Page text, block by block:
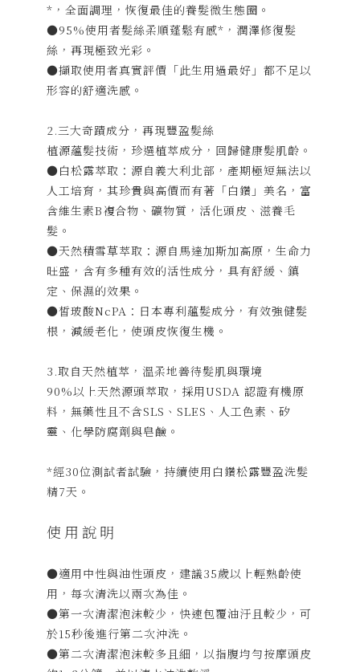
*，全面調理，恢復最佳的養髮微生態圈。
●95%使用者髮絲柔順蓬鬆有感*，潤澤修復髮
絲，再現極致光彩。
●擷取使用者真實評價「此生用過最好」都不足以
形容的舒適洗感。
2.三大奇蹟成分，再現豐盈髮絲
植源蘊髮技術，珍選植萃成分，回歸健康髮肌齡。
●白松露萃取：源自義大利北部，產期極短無法以
人工培育，其珍貴與高價而有著「白鑽」美名，富
含維生素B複合物、礦物質，活化頭皮、滋養毛
髮。
●天然積雪草萃取：源自馬達加斯加高原，生命力
旺盛，含有多種有效的活性成分，具有舒緩、鎮
定、保濕的效果。
●皙玻酸NcPA：日本專利蘊髮成分，有效強健髮
根，減緩老化，使頭皮恢復生機。
3.取自天然植萃，溫柔地善待髮肌與環境
90%以上天然源頭萃取，採用USDA 認證有機原
料，無藥性且不含SLS、SLES、人工色素、矽
靈、化學防腐劑與皂鹼。
*經30位測試者試驗，持續使用白鑽松露豐盈洗髮
精7天。
使用說明
●適用中性與油性頭皮，建議35歲以上輕熟齡使
用，每次清洗以兩次為佳。
●第一次清潔泡沫較少，快速包覆油汙且較少，可
於15秒後進行第二次沖洗。
●第二次清潔泡沫較多且細，以指腹均勻按摩頭皮